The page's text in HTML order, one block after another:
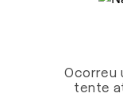
Ocorreu
tente